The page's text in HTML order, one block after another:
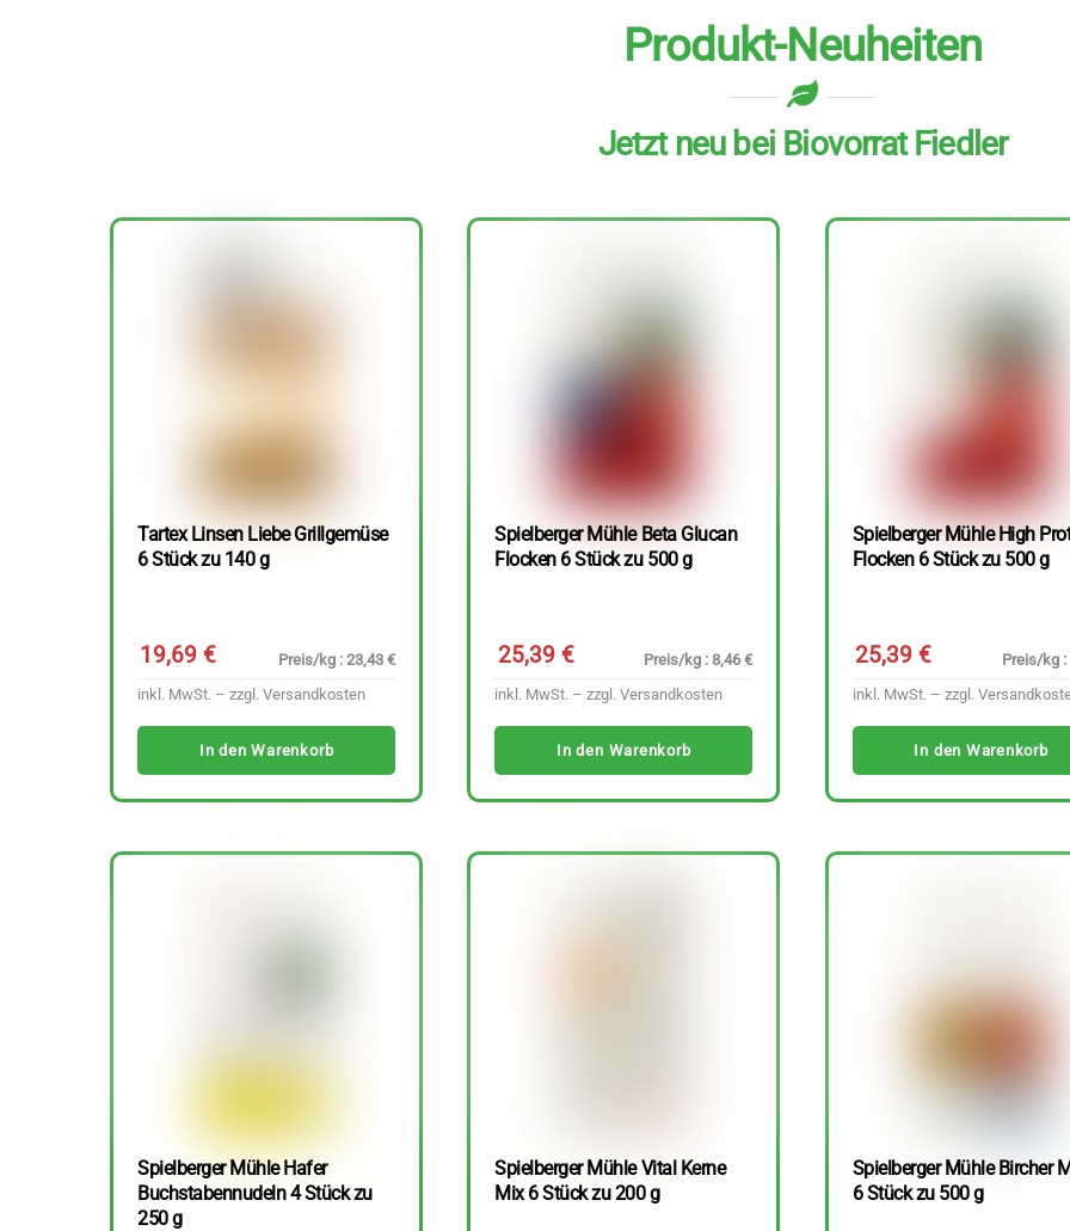
Produkt-Neuheiten
Jetzt neu bei Biovorrat Fiedler
Tartex Linsen Liebe Grillgemüse
6 Stück zu 140 g
19,69€
Preis/kg : 23,43 €
inkl. MwSt. – zzgl. Versandkosten
In den Warenkorb
Spielberger Mühle Beta Glucan
Flocken 6 Stück zu 500 g
25,39 €
Preis/kg : 8,46 €
inkl. MwSt. – zzgl.Versandkosten
In den Warenkorb
Spielberger Mühle High
Flocken 6 Stück zu 500 g
25,39 €
Preis/kg :
inkl. MwSt. – zzgl.
In den Warenkorb
Spielberger Mühle Hafer
Buchstabennudeln 4 Stück zu
250 g
Spielberger Mühle Vital Kerne
Mix 6 Stück zu 200 g
Spielberger Mühle Bircher
6 Stück zu 500 g